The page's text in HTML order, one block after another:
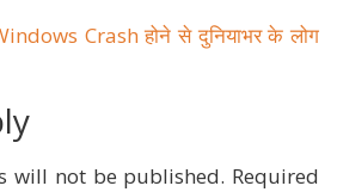
Crash होने से दुनियाभर के लोग
will not be published. Required